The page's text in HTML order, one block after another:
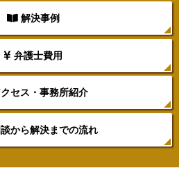
解決事例
弁護士費用
セス・事務所紹介
から解決までの流れ